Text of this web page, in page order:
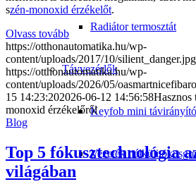
Radiátor termosztát
Távvezérlők
Keyfob mini távirányító
Vezeték nélküli
szén-monoxid érzékelőt.
Olvass tovább
https://otthonautomatika.hu/wp-
content/uploads/2017/10/silient_danger.jpg
https://otthonautomatika.hu/wp-
content/uploads/2026/05/
15 14:23:202026-06-12 14:56:58Hasznos
monoxid érzékelőről
Blog
Top 5 fókusztechnológia
világában